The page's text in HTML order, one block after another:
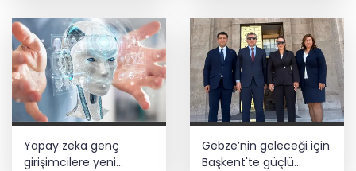
Yapay zeka genç
girişimcilere yeni
Gebze’nin geleceği için
Başkent'te güçlü